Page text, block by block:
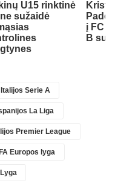
U15 rinktinė
sužaidė
į FC
B
Italijos Serie A
La Liga
Premier League
Europos lyga